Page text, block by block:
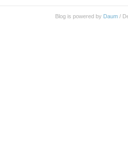
판을 샀었지만 집에 딸린 가스레인지
Blog is powered by Daum/